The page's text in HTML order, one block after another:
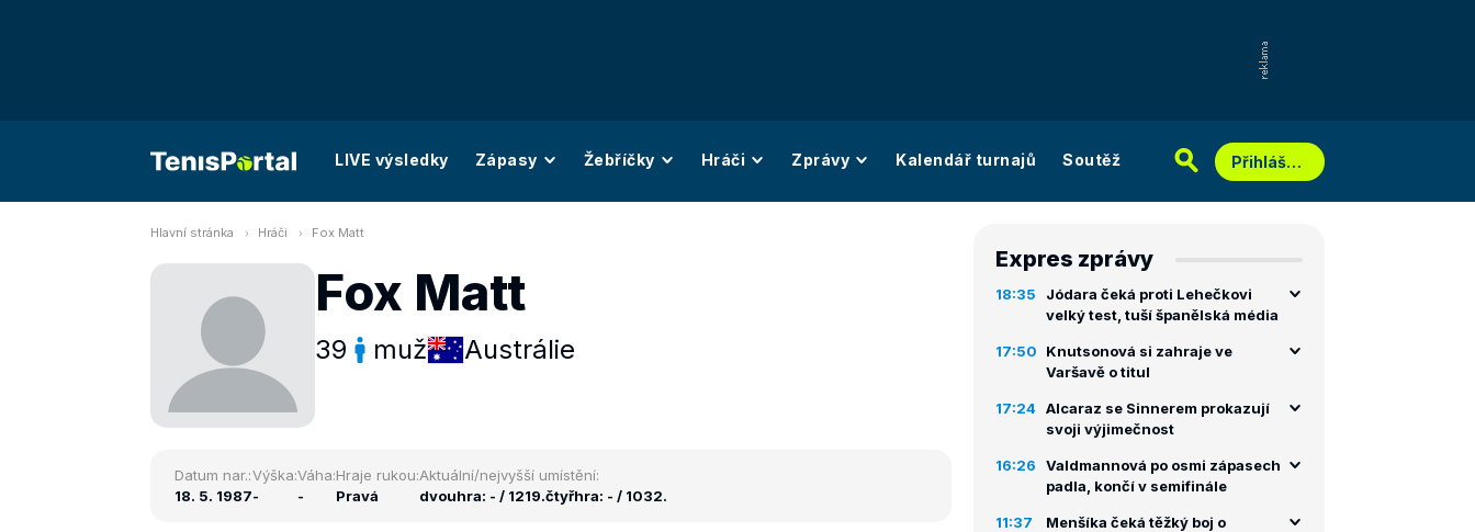
LIVE výsledky Zápasy Žebříčky Hráči Zprávy Kalendář turnajů Soutěž Přihlášení
Hlavní stránka Hráči Fox Matt
Fox Matt
39 muž Austrálie
Datum nar.:
18. 5. 1987
Výška:
-
Váha:
-
Hraje rukou:
Pravá
Aktuální/nejvyšší umístění:
dvouhra: - / 1219.čtyřhra: - / 1032.
Expres zprávy
18:35
Jódara čeká proti Lehečkovi
velký test, tuší španělská média
17:50
Knutsonová si zahraje ve
Varšavě o titul
17:24 Alcaraz se Sinnerem prokazují
svoji výjimečnost
16:26
Valdmannová po osmi zápasech
padla, končí v semifinále
11:37
Menšíka čeká těžký boj o